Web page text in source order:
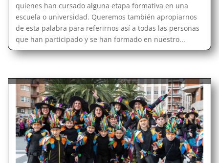
quienes han cursado alguna etapa formativa en una
escuela o universidad. Queremos también apropiarnos
de esta palabra para referirnos así a todas las personas
que han participado y se han formado en nuestro...